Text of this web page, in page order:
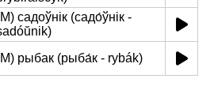
садоўнік (садо́ўнік -
рыбак (рыба́к - rybák)